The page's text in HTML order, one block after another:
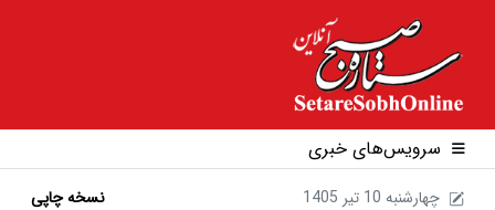
سرویس‌های خبری
1405 چهارشنبه 10 تير نسخه چاپی